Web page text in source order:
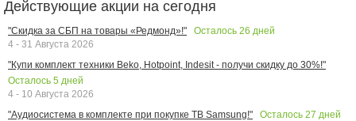
Действующие акции на сегодня
"Скидка за СБП на товары «Редмонд»!" Осталось 26 дней
4 - 31 Августа 2026
"Купи комплект техники Beko, Hotpoint, Indesit - получи скидку до 30%!"
Осталось 5 дней
4 - 10 Августа 2026
"Аудиосистема в комплекте при покупке ТВ Samsung!"
Осталось 27 дней